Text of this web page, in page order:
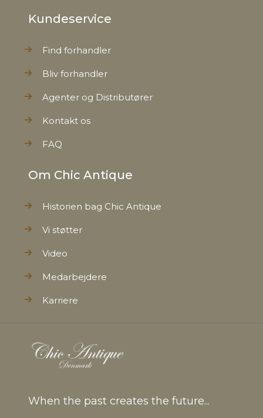
Kundeservice
Find forhandler
Bliv forhandler
Agenter og Distributører
Kontakt os
FAQ
Om Chic Antique
Historien bag Chic Antique
Vi støtter
Video
Medarbejdere
Karriere
When the past creates the future...